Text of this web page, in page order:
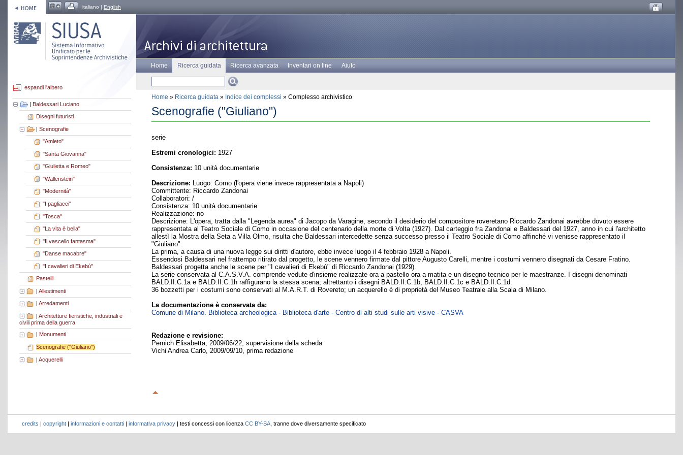
italiano | English
espandi l'albero
| Baldessari Luciano
Disegni futuristi
| Scenografie
"Amleto"
"Santa Giovanna"
"Giulietta e Romeo"
"Wallenstein"
"Modernità"
"I pagliacci"
"Tosca"
"La vita è bella"
"Il vascello fantasma"
"Danse macabre"
"I cavalieri di Ekebù"
Pastelli
| Allestimenti
Arredamenti
| Architetture fieristiche, industriali e
civili prima della guerra
Monumenti
Scenografie ("Giuliano")
| Acquerelli
Home Ricerca guidata Ricerca avanzata Inventari on line Aiuto
Home » Ricerca guidata » Indice dei complessi » Complesso archivistico
Scenografie ("Giuliano")
serie
Estremi cronologici: 1927
Consistenza: 10 unità documentarie
Descrizione: Luogo: Como (l'opera viene invece rappresentata a Napoli)
Committente: Riccardo Zandonai
Collaboratori: /
Consistenza: 10 unità documentarie
Realizzazione: no
Descrizione: L'opera, tratta dalla "Legenda aurea" di Jacopo da Varagine, secondo il desiderio del compositore roveretano Riccardo Zandonai avrebbe dovuto essere
rappresentata al Teatro Sociale di Como in occasione del centenario della morte di Volta (1927). Dal carteggio fra Zandonai e Baldessari del 1927, anno in cui l'architetto
allestì la Mostra della Seta a Villa Olmo, risulta che Baldessari intercedette senza successo presso il Teatro Sociale di Como affinché vi venisse rappresentato il
"Giuliano".
La prima, a causa di una nuova legge sui diritti d'autore, ebbe invece luogo il 4 febbraio 1928 a Napoli.
Essendosi Baldessari nel frattempo ritirato dal progetto, le scene vennero firmate dal pittore Augusto Carelli, mentre i costumi vennero disegnati da Cesare Fratino.
Baldessari progetta anche le scene per "I cavalieri di Ekebù" di Riccardo Zandonai (1929).
La serie conservata al C.A.S.V.A. comprende vedute d'insieme realizzate ora a pastello ora a matita e un disegno tecnico per le maestranze. I disegni denominati
BALD.II.C.1a e BALD.II.C.1h raffigurano la stessa scena; altrettanto i disegni BALD.II.C.1b, BALD.II.C.1c e BALD.II.C.1d.
36 bozzetti per i costumi sono conservati al M.A.R.T. di Rovereto; un acquerello è di proprietà del Museo Teatrale alla Scala di Milano.
La documentazione è conservata da:
Comune di Milano. Biblioteca archeologica - Biblioteca d'arte - Centro di alti studi sulle arti visive - CASVA
Redazione e revisione:
Pernich Elisabetta, 2009/06/22, supervisione della scheda
Vichi Andrea Carlo, 2009/09/10, prima redazione
credits | copyright | informazioni e contatti | informativa privacy | testi concessi con licenza CC BY-SA , tranne dove diversamente specificato